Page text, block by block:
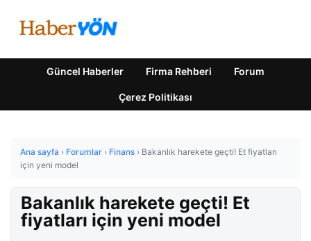
Güncel Haberler Firma Rehberi Forum
Çerez Politikası
Ana sayfa › Forumlar › Finans › Bakanlık harekete geçti! Et fiyatları
için yeni model
Bakanlık harekete geçti! Et
fiyatları için yeni model